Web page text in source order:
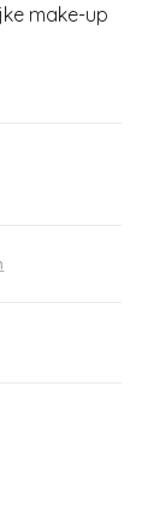
make-up